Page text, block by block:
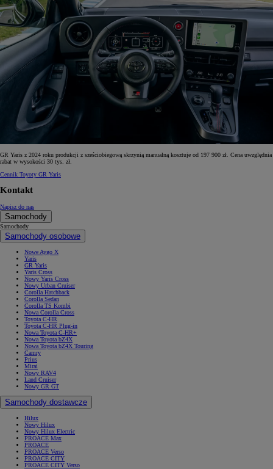
GR Yaris z 2024 roku produkcji z sześciobiegową skrzynią manualną kosztuje od 197 900 zł. Cena uwzględnia
rabat w wysokości 30 tys. zł.
Cennik Toyoty GR Yaris
Kontakt
Napisz do nas
Samochody
Samochody
Samochody osobowe
Nowe Aygo X
Yaris
GR Yaris
Yaris Cross
Nowy Yaris Cross
Nowy Urban Cruiser
Corolla Hatchback
Corolla Sedan
Corolla TS Kombi
Nowa Corolla Cross
Toyota C-HR
Toyota C-HR Plug-in
Nowa Toyota C-HR+
Nowa Toyota bZ4X
Nowa Toyota bZ4X Touring
Camry
Prius
Mirai
Nowy RAV4
Land Cruiser
Nowy GR GT
Samochody dostawcze
Hilux
Nowy Hilux
Nowy Hilux Electric
PROACE Max
PROACE
PROACE Verso
PROACE CITY
PROACE CITY Verso